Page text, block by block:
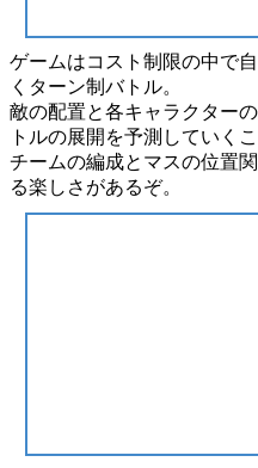
ゲームはコスト制限の中で
くターン制バトル。
敵の配置と各キャラクター
トルの展開を予測 していく
チームの編成とマスの位置
る楽しさがあるぞ。